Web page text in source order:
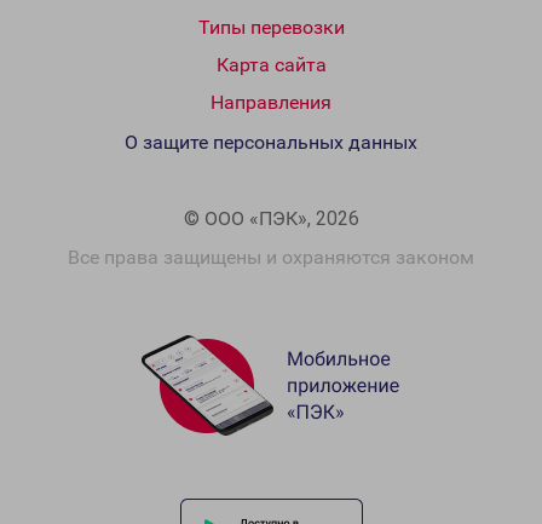
Типы перевозки
Карта сайта
Направления
© ООО «ПЭК», 2026
Все права защищены и охраняются законом
О защите персональных данных